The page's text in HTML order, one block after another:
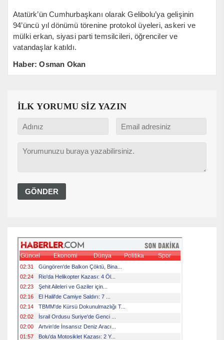
Atatürk’ün Cumhurbaşkanı olarak Gelibolu’ya gelişinin
94’üncü yıl dönümü törenine protokol üyeleri, askeri ve
mülki erkan, siyasi parti temsilcileri, öğrenciler ve
vatandaşlar katıldı.
Haber: Osman Okan
İLK YORUMU SİZ YAZIN